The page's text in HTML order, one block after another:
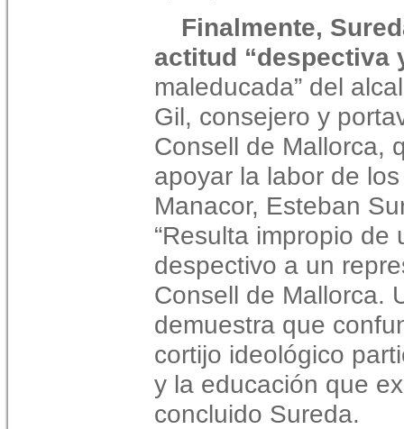
Finalmente,
actitud “despectiva
maleducada” del
Gil, consejero y
Consell de Mallorca,
apoyar la labor de
Manacor, Esteban
“Resulta impropio
despectivo a un
Consell de Mallorca.
demuestra que
cortijo ideológico
y la educación que
concluido Sureda.